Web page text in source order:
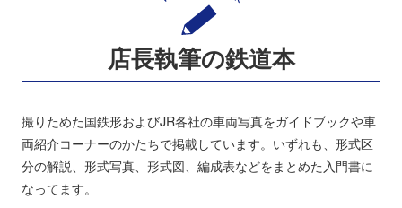
店長執筆の鉄道本
撮りためた国鉄形およびJR各社の車両写真をガイドブックや車
両紹介コーナーのかたちで掲載しています。いずれも、形式区
分の解説、形式写真、形式図、編成表などをまとめた入門書に
なってます。